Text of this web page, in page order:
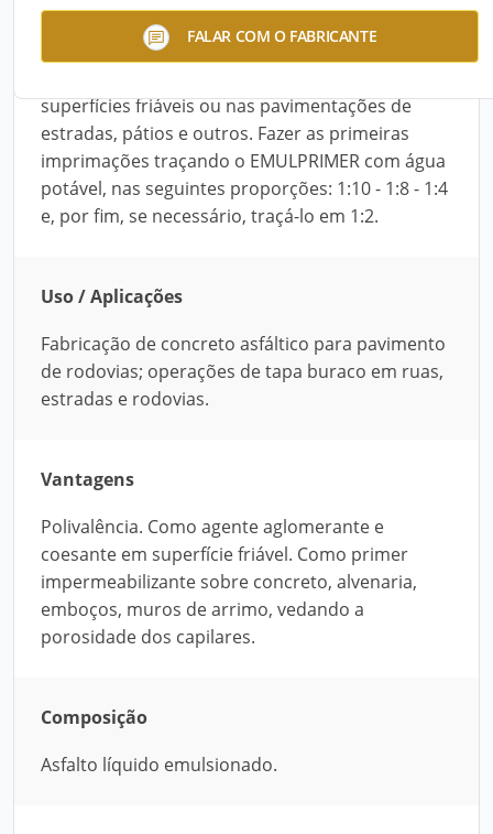
FALAR COM O FABRICANTE
Asfalto líquido emulsionado de característica
aniônica. Perfeito para operações tapa buraco
superfícies friáveis ou nas pavimentações de
estradas, pátios e outros. Fazer as primeiras
imprimações traçando o EMULPRIMER com água
potável, nas seguintes proporções: 1:10 - 1:8 - 1:4
e, por fim, se necessário, traçá-lo em 1:2.
Uso / Aplicações
Fabricação de concreto asfáltico para pavimento
de rodovias; operações de tapa buraco em ruas,
estradas e rodovias.
Vantagens
Polivalência. Como agente aglomerante e
coesante em superfície friável. Como primer
impermeabilizante sobre concreto, alvenaria,
emboços, muros de arrimo, vedando a
porosidade dos capilares.
Composição
Asfalto líquido emulsionado.